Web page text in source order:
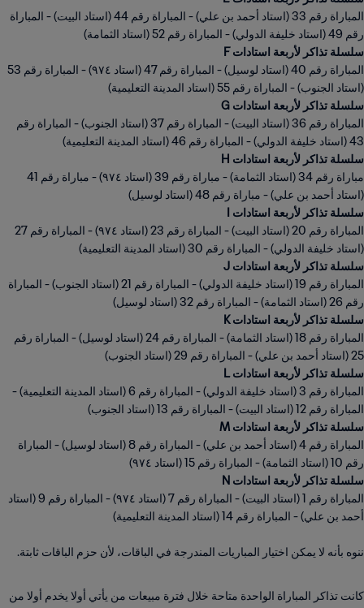
المباراة رقم 33 (استاد أحمد بن علي) - المباراة رقم 44 (استاد البيت) - المباراة
رقم 49 (استاد خليفة الدولي) - المباراة رقم 52 (استاد الثمامة)
سلسلة تذاكر لأربعة استادات F
المباراة رقم 40 (استاد لوسيل) - المباراة رقم 47 (استاد ٩٧٤) - المباراة رقم 53
(استاد الجنوب) - المباراة رقم 55 (استاد المدينة التعليمية)
سلسلة تذاكر لأربعة استادات G
المباراة رقم 36 (استاد البيت) - المباراة رقم 37 (استاد الجنوب) - المباراة رقم
43 (استاد خليفة الدولي) - المباراة رقم 46 (استاد المدينة التعليمية)
سلسلة تذاكر لأربعة استادات H
مباراة رقم 34 (استاد الثمامة) - مباراة رقم 39 (استاد ٩٧٤) - مباراة رقم 41
(استاد أحمد بن علي) - مباراة رقم 48 (استاد لوسيل)
سلسلة تذاكر لأربعة استادات I
المباراة رقم 20 (استاد البيت) - المباراة رقم 23 (استاد ٩٧٤) - المباراة رقم 27
(استاد خليفة الدولي) - المباراة رقم 30 (استاد المدينة التعليمية)
سلسلة تذاكر لأربعة استادات J
المباراة رقم 19 (استاد خليفة الدولي) - المباراة رقم 21 (استاد الجنوب) - المباراة
رقم 26 (استاد الثمامة) - المباراة رقم 32 (استاد لوسيل)
سلسلة تذاكر لأربعة استادات K
المباراة رقم 18 (استاد الثمامة) - المباراة رقم 24 (استاد لوسيل) - المباراة رقم
25 (استاد أحمد بن علي) - المباراة رقم 29 (استاد الجنوب)
سلسلة تذاكر لأربعة استادات L
المباراة رقم 3 (استاد خليفة الدولي) - المباراة رقم 6 (استاد المدينة التعليمية) -
المباراة رقم 12 (استاد البيت) - المباراة رقم 13 (استاد الجنوب)
سلسلة تذاكر لأربعة استادات M
المباراة رقم 4 (استاد أحمد بن علي) - المباراة رقم 8 (استاد لوسيل) - المباراة
رقم 10 (استاد الثمامة) - المباراة رقم 15 (استاد ٩٧٤)
سلسلة تذاكر لأربعة استادات N
المباراة رقم 1 (استاد البيت) - المباراة رقم 7 (استاد ٩٧٤) - المباراة رقم 9 (استاد
ننوه بأنه لا يمكن اختيار المباريات المندرجة في الباقات، لأن حزم الباقات ثابتة.
كانت تذاكر المباراة الواحدة متاحة خلال فترة مبيعات من يأتي أولا يخدم أولا من